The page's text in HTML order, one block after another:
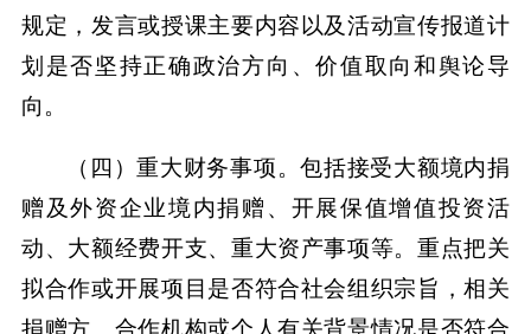
规定，发言或授课主要内容以及活动宣传报道计
划是否坚持正确政治方向、价值取向和舆论导
向。
（四）重大财务事项。包括接受大额境内捐
赠及外资企业境内捐赠、开展保值增值投资活
动、大额经费开支、重大资产事项等。重点把关
拟合作或开展项目是否符合社会组织宗旨，相关